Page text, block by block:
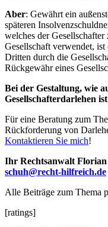
Aber: Gewährt ein
späteren
welches der
Gesellschaft verwendet,
Dritten durch die
Rückgewähr eines
Bei der Gestaltung, wie
Gesellschafterdarlehen
Für eine Beratung zum
Rückforderung von
Kontaktieren Sie mich!
Ihr Rechtsanwalt Florian
schuh@recht-hilfreich.de
Alle Beiträge zum Thema
[ratings]